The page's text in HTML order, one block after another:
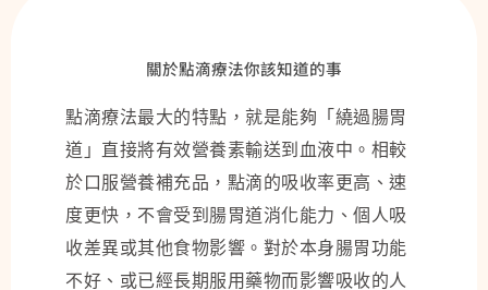
關於點滴療法你該知道的事
點滴療法最大的特點，就是能夠「繞過腸胃
道」直接將有效營養素輸送到血液中。相較
於口服營養補充品，點滴的吸收率更高、速
度更快，不會受到腸胃道消化能力、個人吸
收差異或其他食物影響。對於本身腸胃功能
不好、或已經長期服用藥物而影響吸收的人